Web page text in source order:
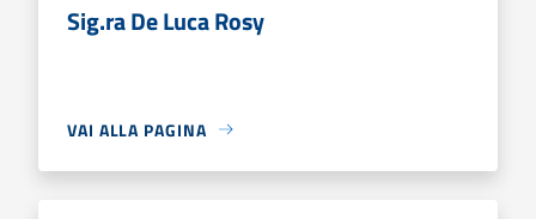
Sig.ra De Luca Rosy
VAI ALLA PAGINA